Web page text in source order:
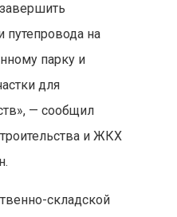
путепровода на
парку и
для
— сообщил
и ЖКХ
складской